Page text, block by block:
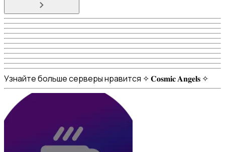
Узнайте больше серверы нравится ✧ 𝐂𝐨𝐬𝐦𝐢𝐜 𝐀𝐧𝐠𝐞𝐥𝐬 ✧